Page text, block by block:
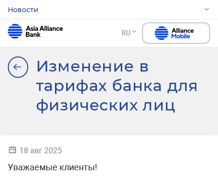
Новости
RU
Изменение в
тарифах банка для
физических лиц
18 авг 2025
Уважаемые клиенты!